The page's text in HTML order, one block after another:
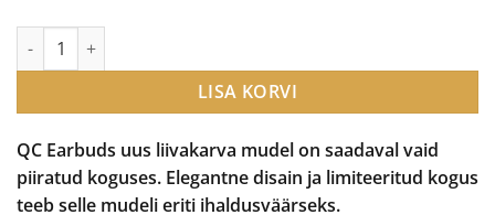
QC Earbuds uus liivakarva mudel on saadaval vaid
piiratud koguses. Elegantne disain ja limiteeritud kogus
teeb selle mudeli eriti ihaldusväärseks.
Bose QC Earbuds Limited Edition juhtmevabad kõrvaklapid
LISA KORVI